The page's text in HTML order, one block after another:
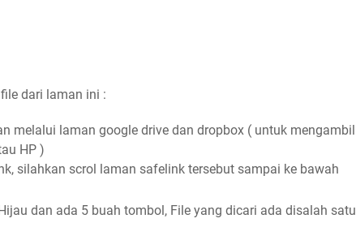
dari laman ini :
melalui laman google drive dan dropbox ( untuk mengambil
HP )
silahkan scrol laman safelink tersebut sampai ke bawah
dan ada 5 buah tombol, File yang dicari ada disalah satu